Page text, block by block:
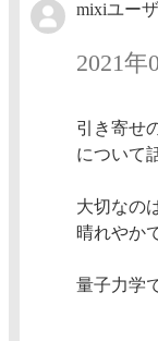
mixiユー
2021年
引き寄せ
について
大切なの
晴れやか
量子力学